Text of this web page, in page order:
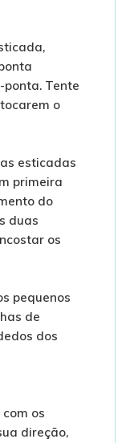
Tente
o
esticadas
primeira
do
duas
os
pequenos
de
dos
os
direção,